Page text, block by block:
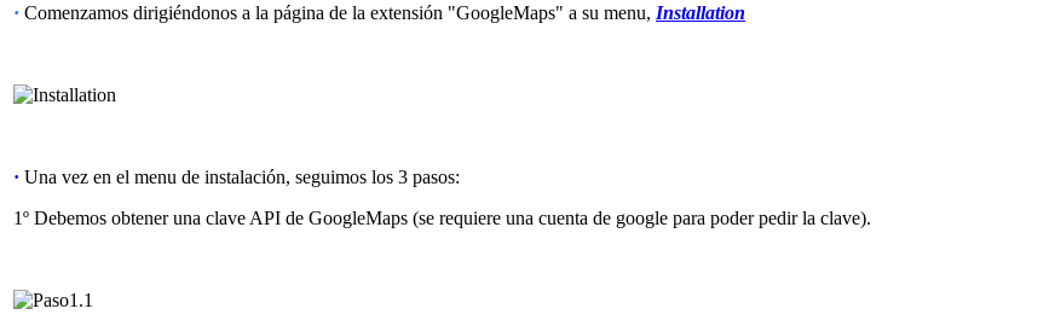
· Comenzamos dirigiéndonos a la página de la extensión "GoogleMaps" a su menu, Installation
· Una vez en el menu de instalación, seguimos los 3 pasos:
1º Debemos obtener una clave API de GoogleMaps (se requiere una cuenta de google para poder pedir la clave).